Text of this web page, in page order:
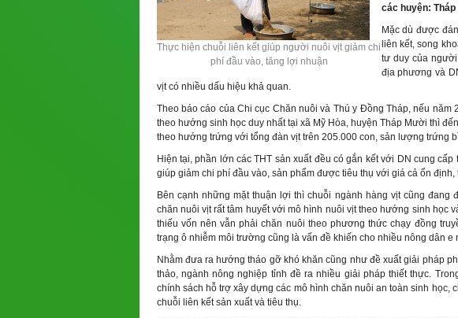
Thực hiện chuỗi liên kết giúp người nuôi vịt giảm chi
phí đầu vào, tăng lợi nhuận
các huyện: Tháp
Mặc dù được
liên kết, song
tư duy của
địa phương và
vịt có nhiều dấu hiệu khả quan.
Theo báo cáo của Chi cục Chăn nuôi và Thú y Đồng Tháp, nếu năm
theo hướng sinh học duy nhất tại xã Mỹ Hòa, huyện Tháp Mười thì
theo hướng trứng với tổng đàn vịt trên 205.000 con, sản lượng trứng
Hiện tại, phần lớn các THT sản xuất đều có gắn kết với DN cung
giúp giảm chi phí đầu vào, sản phẩm được tiêu thụ với giá cả ổn
Bên cạnh những mặt thuận lợi thì chuỗi ngành hàng vịt cũng
chăn nuôi vịt rất tâm huyết với mô hình nuôi vịt theo hướng sinh học
thiếu vốn nên vẫn phải chăn nuôi theo phương thức chạy đồng
trạng ô nhiễm môi trường cũng là vấn đề khiến cho nhiều nông dân e
Nhằm đưa ra hướng tháo gỡ khó khăn cũng như đề xuất giải pháp
thảo, ngành nông nghiệp tỉnh đề ra nhiều giải pháp thiết thực.
chính sách hỗ trợ xây dựng các mô hình chăn nuôi an toàn sinh
chuỗi liên kết sản xuất và tiêu thụ.